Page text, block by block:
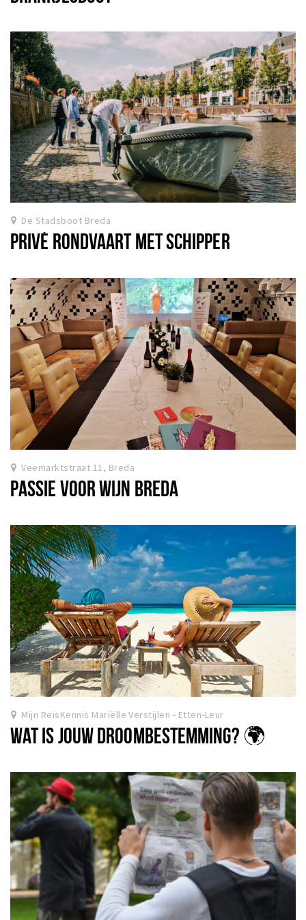
De Stadsboot Breda
PRIVÉ RONDVAART MET SCHIPPER
Veemarktstraat 11, Breda
PASSIE VOOR WIJN BREDA
Mijn ReisKennis Mariëlle Verstijlen - Etten-Leur
WAT IS JOUW DROOMBESTEMMING? 🌍